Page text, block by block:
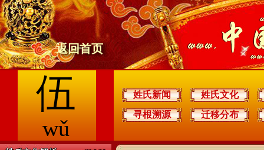
返回首页
伍
wǔ
姓氏新闻
姓氏文化
寻根溯源
迁移分布